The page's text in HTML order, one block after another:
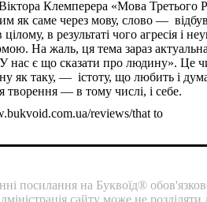
Клемперера «Мова Третього
як саме через мову, слово —
в результаті чого агресія і
На жаль, ця тема зараз
є що сказати про людину». Це
як таку, — істоту, що любить і
творення — в тому числі, і себе.
reviews/that to
посилання на Буквоїд®
сайту може не